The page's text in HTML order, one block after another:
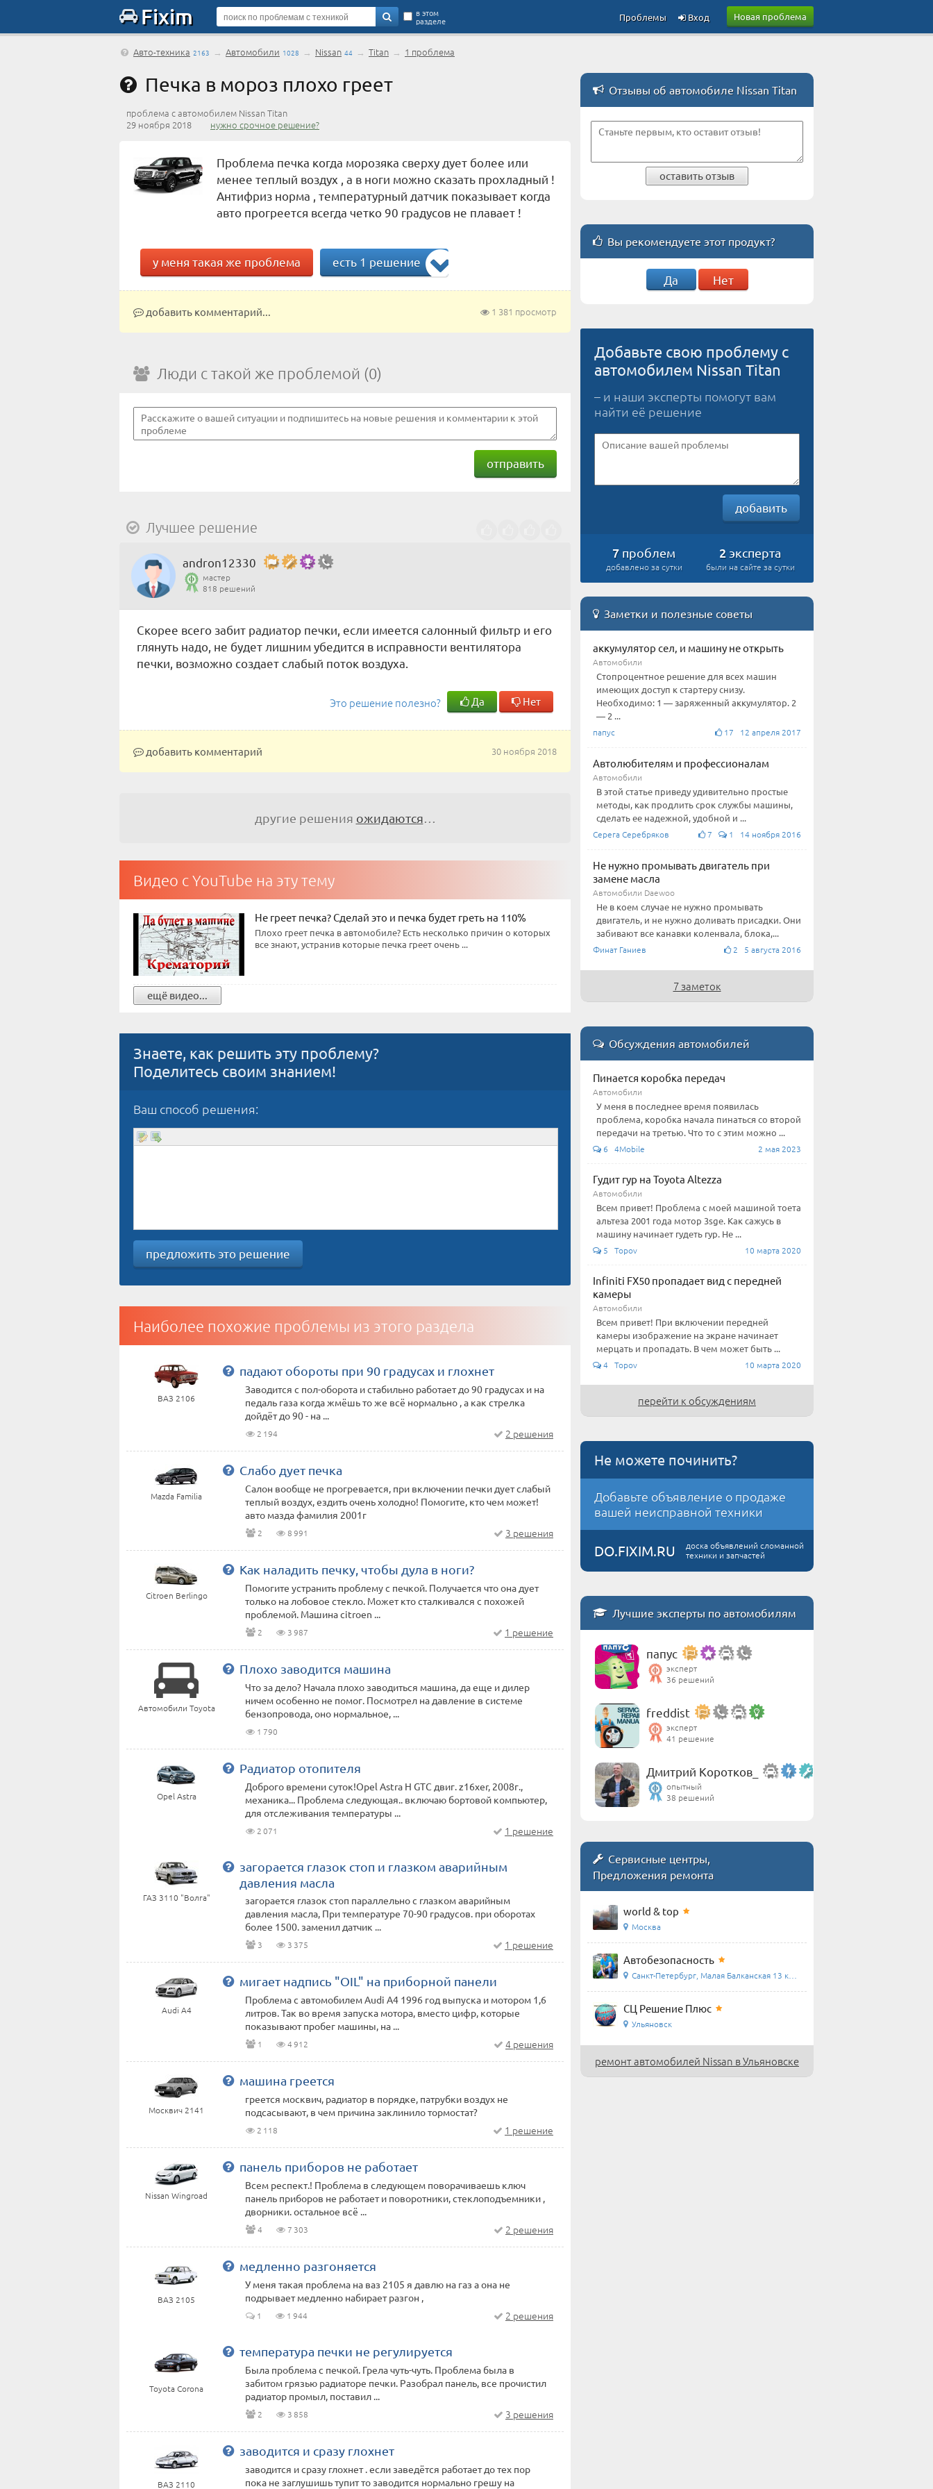
Fixim Новая проблема
в этом
разделе Вход
Проблемы
Авто-техника 2163 → Автомобили 1028 → Nissan 44 → Titan → 1 проблема
Печка в мороз плохо греет
проблема с автомобилем Nissan Titan
29 ноября 2018 нужно срочное решение?
Проблема печка когда морозяка сверху дует более или
менее теплый воздух , а в ноги можно сказать прохладный !
Антифриз норма , температурный датчик показывает когда
авто прогреется всегда четко 90 градусов не плавает !
у меня такая же проблема есть 1 решение
1 381 просмотр
добавить комментарий...
Люди с такой же проблемой (0)
отправить
Лучшее решение
andron12330
мастер
818 решений
Скорее всего забит радиатор печки, если имеется салонный фильтр и его
глянуть надо, не будет лишним убедится в исправности вентилятора
печки, возможно создает слабый поток воздуха.
Это решение полезно? Да Нет
30 ноября 2018
добавить комментарий
другие решения ожидаются
Видео с YouTube на эту тему
Не греет печка? Сделай это и печка будет греть на 110%
Плохо греет печка в автомобиле? Есть несколько причин о которых
все знают, устранив которые печка греет очень ...
ещё видео...
Знаете, как решить эту проблему?
Поделитесь своим знанием!
Ваш способ решения:
предложить это решение
Наиболее похожие проблемы из этого раздела
ВАЗ 2106
падают обороты при 90 градусах и глохнет
Заводится с пол-оборота и стабильно работает до 90 градусах и на
педаль газа когда жмёшь то же всё нормально , а как стрелка
дойдёт до 90 - на ...
2 194 2 решения
Mazda Familia
Слабо дует печка
Салон вообще не прогревается, при включении печки дует слабый
теплый воздух, ездить очень холодно! Помогите, кто чем может!
авто мазда фамилия 2001г
2 8 991 3 решения
Citroen Berlingo
Как наладить печку, чтобы дула в ноги?
Помогите устранить проблему с печкой. Получается что она дует
только на лобовое стекло. Может кто сталкивался с похожей
проблемой. Машина citroen ...
2 3 987 1 решение
Автомобили Toyota
Плохо заводится машина
Что за дело? Начала плохо заводиться машина, да еще и дилер
ничем особенно не помог. Посмотрел на давление в системе
бензопровода, оно нормальное, ...
1 790
Opel Astra
Радиатор отопителя
Доброго времени суток!Opel Astra H GTC двиг. z16xer, 2008г.,
механика... Проблема следующая.. включаю бортовой компьютер,
для отслеживания температуры ...
2 071 1 решение
ГАЗ 3110 "Волга"
загорается глазок стоп и глазком аварийным
давления масла
загорается глазок стоп параллельно с глазком аварийным
давления масла, При температуре 70-90 градусов. при оборотах
более 1500. заменил датчик ...
3 3 375 1 решение
Audi A4
мигает надпись "OIL" на приборной панели
Проблема с автомобилем Audi A4 1996 год выпуска и мотором 1,6
литров. Так во время запуска мотора, вместо цифр, которые
показывают пробег машины, на ...
1 4 912 4 решения
Москвич 2141
машина греется
греется москвич, радиатор в порядке, патрубки воздух не
подсасывают, в чем причина заклинило тормостат?
2 118 1 решение
Nissan Wingroad
панель приборов не работает
Всем респект.! Проблема в следующем поворачиваешь ключ
панель приборов не работает и поворотники, стеклоподъемники ,
дворники. остальное всё ...
4 7 303 2 решения
ВАЗ 2105
медленно разгоняется
У меня такая проблема на ваз 2105 я давлю на газ а она не
подрывает медленно набирает разгон ,
1 1 944 2 решения
Toyota Corona
температура печки не регулируется
Была проблема с печкой. Грела чуть-чуть. Проблема была в
забитом грязью радиаторе печки. Разобрал панель, все прочистил
радиатор промыл, поставил ...
2 3 858 3 решения
ВАЗ 2110
заводится и сразу глохнет
заводится и сразу глохнет . если заведётся работает до тех пор
пока не заглушишь тупит то заводится нормально грешу на
Отзывы об автомобиле Nissan Titan
оставить отзыв
Вы рекомендуете этот продукт?
Да Нет
Добавьте свою проблему с
автомобилем Nissan Titan
– и наши эксперты помогут вам
найти её решение
добавить
7 проблем
добавлено за сутки
2 эксперта
были на сайте за сутки
Заметки и полезные советы
аккумулятор сел, и машину не открыть
Автомобили
Стопроцентное решение для всех машин
имеющих доступ к стартеру снизу.
Необходимо: 1 — заряженный аккумулятор. 2
— 2 ...
папус 17 12 апреля 2017
Автолюбителям и профессионалам
Автомобили
В этой статье приведу удивительно простые
методы, как продлить срок службы машины,
сделать ее надежной, удобной и ...
Серега Серебряков 7 1 14 ноября 2016
Не нужно промывать двигатель при
замене масла
Автомобили Daewoo
Не в коем случае не нужно промывать
двигатель, и не нужно доливать присадки. Они
забивают все канавки коленвала, блока,...
Финат Ганиев 2 5 августа 2016
7 заметок
Обсуждения автомобилей
Пинается коробка передач
Автомобили
У меня в последнее время появилась
проблема, коробка начала пинаться со второй
передачи на третью. Что то с этим можно ...
6 4Mobile 2 мая 2023
Гудит гур на Toyota Altezza
Автомобили
Всем привет! Проблема с моей машиной тоета
альтеза 2001 года мотор 3sge. Как сажусь в
машину начинает гудеть гур. Не ...
5 Topov 10 марта 2020
Infiniti FX50 пропадает вид с передней
камеры
Автомобили
Всем привет! При включении передней
камеры изображение на экране начинает
мерцать и пропадать. В чем может быть ...
4 Topov 10 марта 2020
перейти к обсуждениям
Не можете починить?
Добавьте объявление о продаже
вашей неисправной техники
DO.FIXIM.RU
доска объявлений сломанной
техники и запчастей
Лучшие эксперты по автомобилям
папус
эксперт
36 решений
freddist
эксперт
41 решение
Дмитрий Коротков_
опытный
38 решений
Сервисные центры,
Предложения ремонта
world & top
Москва
Автобезопасность
Санкт-Петербург, Малая Балканская 13 корпус 2
СЦ Решение Плюс
Ульяновск
ремонт автомобилей Nissan в Ульяновске